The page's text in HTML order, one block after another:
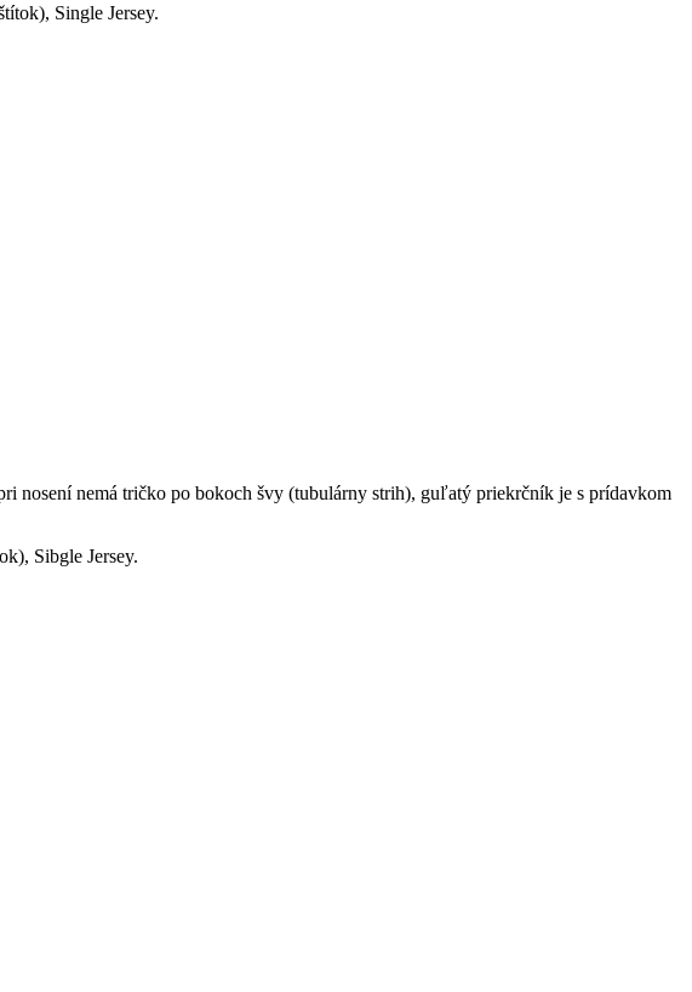
Single Jersey.
nosení nemá tričko po bokoch švy (tubulárny strih), guľatý priekrčník je s prídavkom
Sibgle Jersey.